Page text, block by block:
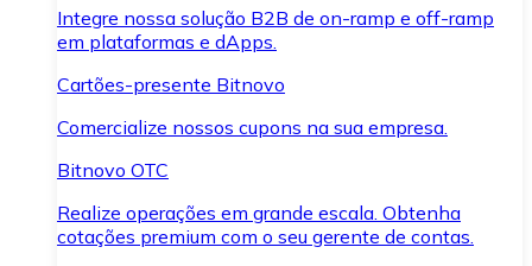
Integre nossa solução B2B de on-ramp e off-ramp
em plataformas e dApps.
Cartões-presente Bitnovo
Comercialize nossos cupons na sua empresa.
Bitnovo OTC
Realize operações em grande escala. Obtenha
cotações premium com o seu gerente de contas.